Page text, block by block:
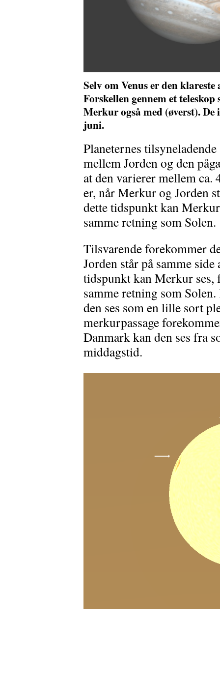
Selv om Venus er den
Forskellen gennem et
Merkur også med (øverst).
juni.
Planeternes
mellem Jorden og den
at den varierer mellem ca.
er, når Merkur og Jorden
dette tidspunkt kan
samme retning som Solen.
Tilsvarende forekommer
Jorden står på samme
tidspunkt kan Merkur ses,
samme retning som
den ses som en lille sort
merkurpassage
Danmark kan den ses fra
middagstid.